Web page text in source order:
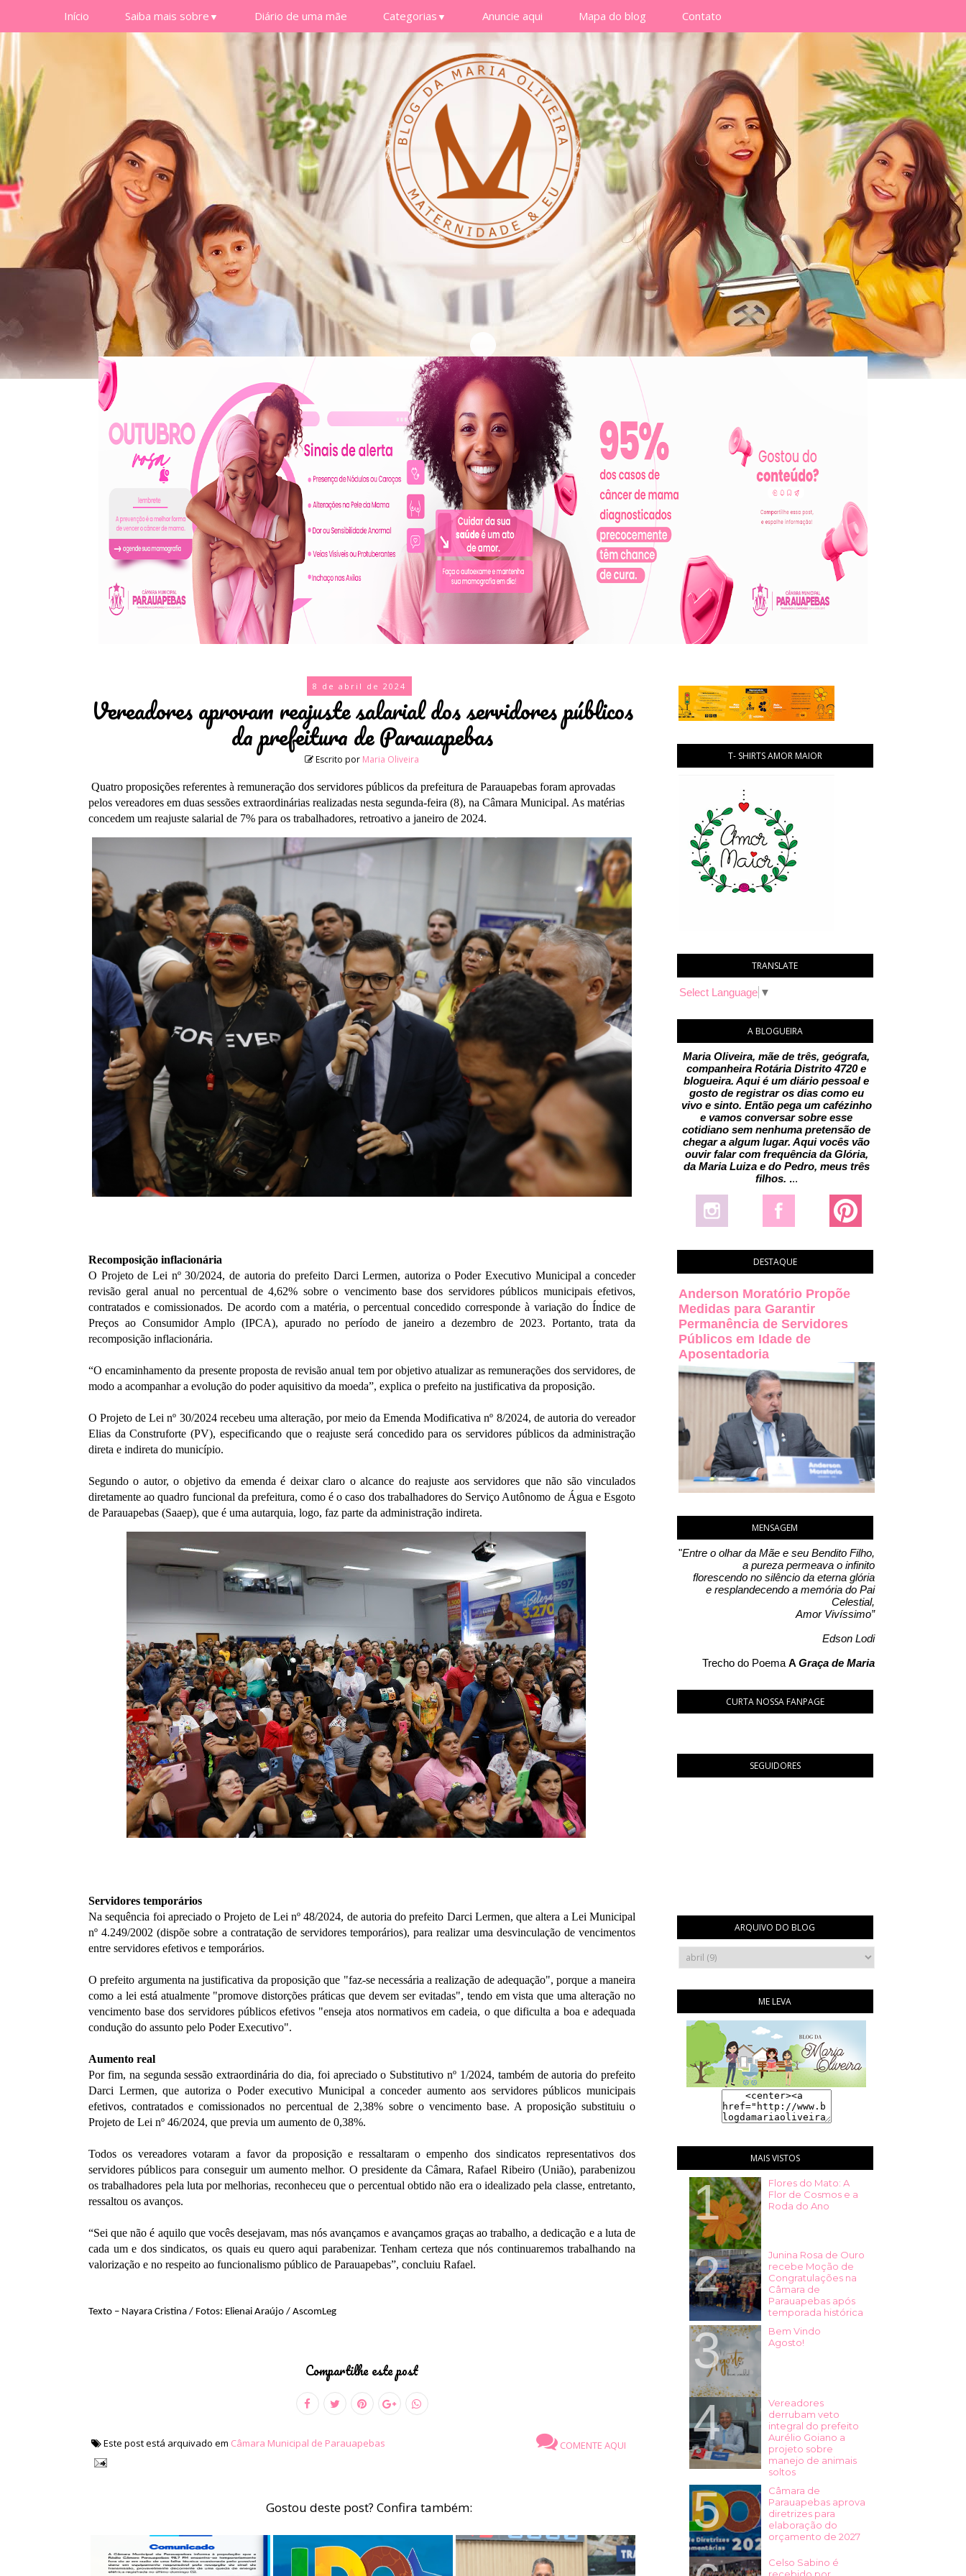
Início Saiba mais sobre ▼ Diário de uma mãe Categorias ▼ Anuncie aqui Mapa do blog Contato
8 de abril de 2024
Vereadores aprovam reajuste salarial dos servidores públicos
da prefeitura de Parauapebas
Escrito por Maria Oliveira
Quatro proposições referentes à remuneração dos servidores públicos da prefeitura de Parauapebas foram aprovadas
pelos vereadores em duas sessões extraordinárias realizadas nesta segunda-feira (8), na Câmara Municipal. As matérias
concedem um reajuste salarial de 7% para os trabalhadores, retroativo a janeiro de 2024.
Recomposição inflacionária
O Projeto de Lei nº 30/2024, de autoria do prefeito Darci Lermen, autoriza o Poder Executivo Municipal a conceder
revisão geral anual no percentual de 4,62% sobre o vencimento base dos servidores públicos municipais efetivos,
contratados e comissionados. De acordo com a matéria, o percentual concedido corresponde à variação do Índice de
Preços ao Consumidor Amplo (IPCA), apurado no período de janeiro a dezembro de 2023. Portanto, trata da
recomposição inflacionária.
“O encaminhamento da presente proposta de revisão anual tem por objetivo atualizar as remunerações dos servidores, de
modo a acompanhar a evolução do poder aquisitivo da moeda”, explica o prefeito na justificativa da proposição.
O Projeto de Lei nº 30/2024 recebeu uma alteração, por meio da Emenda Modificativa nº 8/2024, de autoria do vereador
Elias da Construforte (PV), especificando que o reajuste será concedido para os servidores públicos da administração
direta e indireta do município.
Segundo o autor, o objetivo da emenda é deixar claro o alcance do reajuste aos servidores que não são vinculados
diretamente ao quadro funcional da prefeitura, como é o caso dos trabalhadores do Serviço Autônomo de Água e Esgoto
de Parauapebas (Saaep), que é uma autarquia, logo, faz parte da administração indireta.
Servidores temporários
Na sequência foi apreciado o Projeto de Lei nº 48/2024, de autoria do prefeito Darci Lermen, que altera a Lei Municipal
nº 4.249/2002 (dispõe sobre a contratação de servidores temporários), para realizar uma desvinculação de vencimentos
entre servidores efetivos e temporários.
O prefeito argumenta na justificativa da proposição que "faz-se necessária a realização de adequação", porque a maneira
como a lei está atualmente "promove distorções práticas que devem ser evitadas", tendo em vista que uma alteração no
vencimento base dos servidores públicos efetivos "enseja atos normativos em cadeia, o que dificulta a boa e adequada
condução do assunto pelo Poder Executivo".
Aumento real
Por fim, na segunda sessão extraordinária do dia, foi apreciado o Substitutivo nº 1/2024, também de autoria do prefeito
Darci Lermen, que autoriza o Poder executivo Municipal a conceder aumento aos servidores públicos municipais
efetivos, contratados e comissionados no percentual de 2,38% sobre o vencimento base. A proposição substituiu o
Projeto de Lei nº 46/2024, que previa um aumento de 0,38%.
Todos os vereadores votaram a favor da proposição e ressaltaram o empenho dos sindicatos representativos dos
servidores públicos para conseguir um aumento melhor. O presidente da Câmara, Rafael Ribeiro (União), parabenizou
os trabalhadores pela luta por melhorias, reconheceu que o percentual obtido não era o idealizado pela classe, entretanto,
ressaltou os avanços.
“Sei que não é aquilo que vocês desejavam, mas nós avançamos e avançamos graças ao trabalho, a dedicação e a luta de
cada um e dos sindicatos, os quais eu quero aqui parabenizar. Tenham certeza que nós continuaremos trabalhando na
valorização e no respeito ao funcionalismo público de Parauapebas”, concluiu Rafael.
Texto – Nayara Cristina / Fotos: Elienai Araújo / AscomLeg
Compartilhe este post
COMENTE AQUI
Este post está arquivado em Câmara Municipal de Parauapebas
Gostou deste post? Confira também:
T- SHIRTS AMOR MAIOR
TRANSLATE
Select Language ▼
A BLOGUEIRA
Maria Oliveira, mãe de três, geógrafa,
companheira Rotária Distrito 4720 e
blogueira. Aqui é um diário pessoal e
gosto de registrar os dias como eu
vivo e sinto. Então pega um cafézinho
e vamos conversar sobre esse
cotidiano sem nenhuma pretensão de
chegar a algum lugar. Aqui vocês vão
ouvir falar com frequência da Glória,
da Maria Luiza e do Pedro, meus três
filhos. ...
DESTAQUE
Anderson Moratório Propõe
Medidas para Garantir
Permanência de Servidores
Públicos em Idade de
Aposentadoria
MENSAGEM
"Entre o olhar da Mãe e seu Bendito Filho,
a pureza permeava o infinito
florescendo no silêncio da eterna glória
e resplandecendo a memória do Pai
Celestial,
Amor Vivíssimo”
Edson Lodi
Trecho do Poema A Graça de Maria
CURTA NOSSA FANPAGE
SEGUIDORES
ARQUIVO DO BLOG
ME LEVA
MAIS VISTOS
Flores do Mato: A
Flor de Cosmos e a
Roda do Ano
Junina Rosa de Ouro
recebe Moção de
Congratulações na
Câmara de
Parauapebas após
temporada histórica
Bem Vindo
Agosto!
Vereadores
derrubam veto
integral do prefeito
Aurélio Goiano a
projeto sobre
manejo de animais
soltos
Câmara de
Parauapebas aprova
diretrizes para
elaboração do
orçamento de 2027
Celso Sabino é